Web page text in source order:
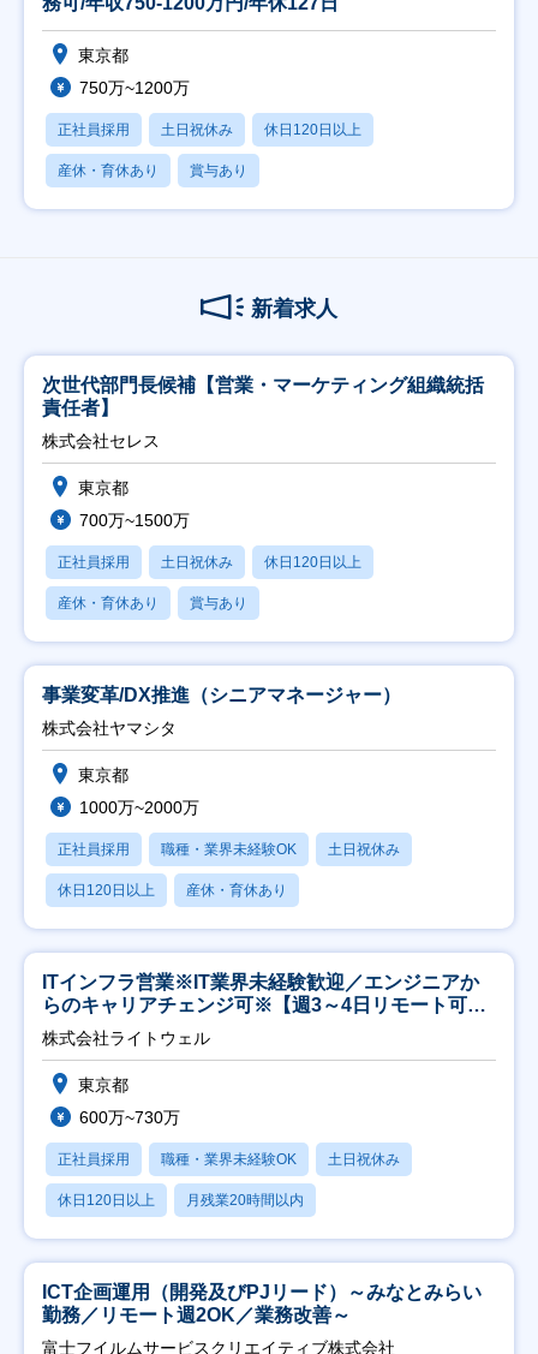
東京都
750万~1200万
正社員採用 土日祝休み 休日120日以上
産休・育休あり 賞与あり
新着求人
次世代部門長候補【営業・マーケティング組織統括
責任者】
株式会社セレス
東京都
700万~1500万
正社員採用 土日祝休み 休日120日以上
産休・育休あり 賞与あり
事業変革/DX推進（シニアマネージャー）
株式会社ヤマシタ
東京都
1000万~2000万
正社員採用 職種・業界未経験OK 土日祝休み
休日120日以上 産休・育休あり
ITインフラ営業※IT業界未経験歓迎／エンジニアか
らのキャリアチェンジ可※【週3～4日リモート可
能】
株式会社ライトウェル
東京都
600万~730万
正社員採用 職種・業界未経験OK 土日祝休み
休日120日以上 月残業20時間以内
ICT企画運用（開発及びPJリード）～みなとみらい
勤務／リモート週2OK／業務改善～
富士フイルムサービスクリエイティブ株式会社